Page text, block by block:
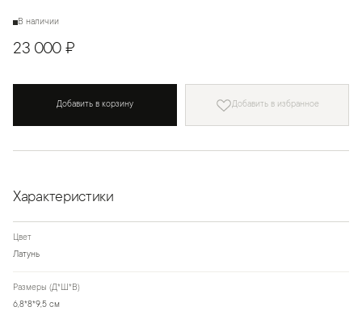
В наличии
23 000 ₽
Добавить в корзину Добавить в избранное
Характеристики
Цвет
Латунь
Размеры (Д*Ш*В)
6,8*8*9,5 см